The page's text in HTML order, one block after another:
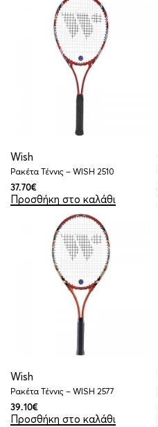
Wish
Ρακέτα Τέννις – WISH 2510
37.70€
Προσθήκη στο καλάθι
Wish
Ρακέτα Τέννις – WISH 2577
39.10€
Προσθήκη στο καλάθι